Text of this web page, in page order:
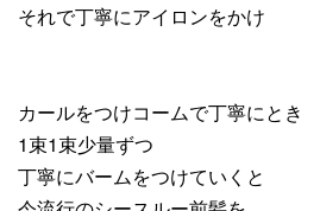
それで丁寧にアイロンをかけ
カールをつけコームで丁寧にとき
1束1束少量ずつ
丁寧にバームをつけていくと